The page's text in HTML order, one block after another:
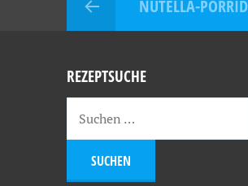
NUTELLA-
REZEPTSUCHE